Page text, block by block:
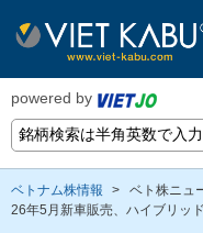
powered by
ベトナム株情報 > ベト株ニュ
26年5月新車販売、ハイブリッ